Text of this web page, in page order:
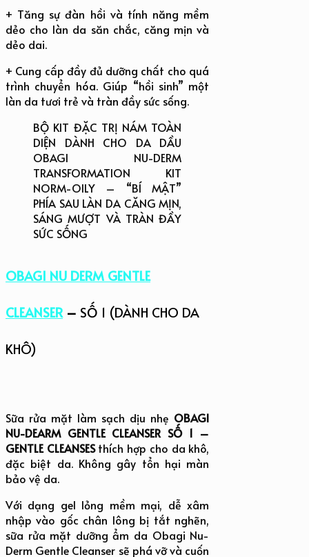
+ Tăng sự đàn hồi và tính năng mềm
dẻo cho làn da săn chắc, căng mịn và
dẻo dai.
+ Cung cấp đầy đủ dưỡng chất cho quá
trình chuyển hóa. Giúp “hồi sinh” một
làn da tươi trẻ và tràn đầy sức sống.
BỘ KIT ĐẶC TRỊ NÁM TOÀN
DIỆN DÀNH CHO DA DẦU
OBAGI NU-DERM
TRANSFORMATION KIT
NORM-OILY – “BÍ MẬT”
PHÍA SAU LÀN DA CĂNG MỊN,
SÁNG MƯỢT VÀ TRÀN ĐẦY
SỨC SỐNG
OBAGI NU DERM GENTLE
CLEANSER – SỐ 1 (DÀNH CHO DA
KHÔ)
Sữa rửa mặt làm sạch dịu nhẹ OBAGI
NU-DEARM GENTLE CLEANSER SỐ 1 –
GENTLE CLEANSESthích hợp cho da khô,
đặc biệt da. Không gây tổn hại màn
bảo vệ da.
Với dạng gel lỏng mềm mại, dễ xâm
nhập vào gốc chân lông bị tắt nghẽn,
sữa rửa mặt dưỡng ẩm da Obagi Nu-
Derm Gentle Cleanser sẽ phá vỡ và cuốn